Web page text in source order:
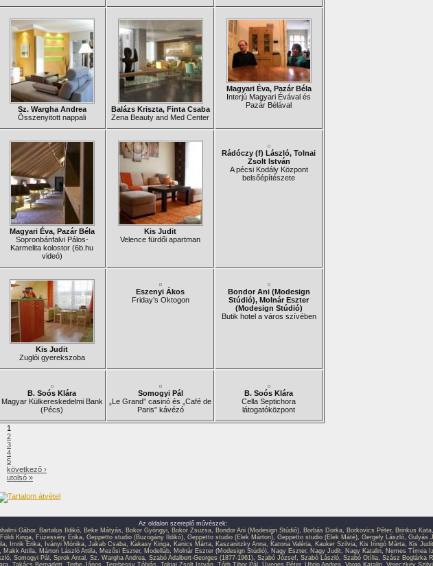
Sz. Wargha Andrea
Összenyitott nappali
Balázs Kriszta, Finta Csaba
Zena Beauty and Med Center
Magyari Éva, Pazár Béla
Interjú Magyari Évával és
Pazár Bélával
Magyari Éva, Pazár Béla
Sopronbánfalvi Pálos-
Karmelita kolostor (6b.hu
videó)
Kis Judit
Velence fürdői apartman
Rádóczy (f) László, Tolnai
Zsolt István
A pécsi Kodály Központ
belsőépítészete
Kis Judit
Zuglói gyerekszoba
Eszenyi Ákos
Friday’s Oktogon
Bondor Ani (Modesign
Stúdió), Molnár Eszter
(Modesign Stúdió)
Butik hotel a város szívében
B. Soós Klára
Magyar Külkereskedelmi Bank
(Pécs)
Somogyi Pál
„Le Grand” casinó és „Café de
Paris” kávézó
B. Soós Klára
Cella Septichora
látogatóközpont
1
2
3
4
5
következő ›
utolsó »
Az oldalon szereplő művészek:
Gábor, Bartalus Ildikó, Beke Mátyás, Bokor Gyöngyi, Bokor Zsuzsa, Bondor Ani (Modesign Stúdió), Borbás Dorka, Borkovics Péter, Brinkus Kata,
Földi Kinga, Füzesséry Erika, Geppetto studio (Buzogány Ildikó), Geppetto studio (Elek Márton), Geppetto studio (Elek Máté), Gergely László, Gulyás
, Imrik Erika, Iványi Mónika, Jakab Csaba, Kakasy Kinga, Kanics Márta, Kaszanitzky Anna, Katona Valéria, Kauker Szilvia, Kis Iringó Márta, Kis Judit
Makk Attila, Márton László Attila, Mezősi Eszter, Modellab, Molnár Eszter (Modesign Stúdió), Nagy Eszter, Nagy Judit, Nagy Katalin, Nemes Tímea
, Somogyi Pál , Sprok Antal , Sz. Wargha Andrea, Szabó Adalbert-Georges (1877-1961), Szabó József, Szabó László, Szabó Otília, Szász Boglárka
Takács Bernadett Terbe János Terebessy Tóbiás Tolnai Zsolt István Tóth Tibor Pál Üveges Péter, Uhrin Andrea Varga Katalin Vereczkey